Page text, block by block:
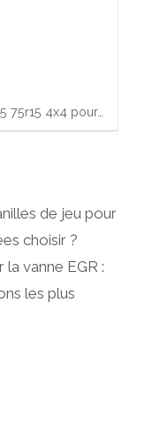
75r15 4x4 pour…
de jeu pour
choisir ?
vanne EGR :
les plus